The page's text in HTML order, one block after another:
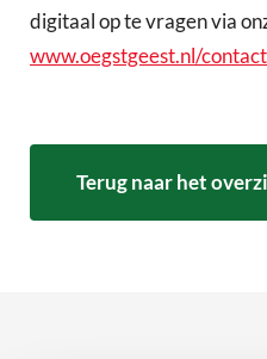
digitaal op te vragen via
www.oegstgeest.nl/
Terug naar het